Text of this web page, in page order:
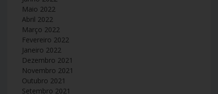
Maio 2022
Abril 2022
Março 2022
Fevereiro 2022
Janeiro 2022
Dezembro 2021
Novembro 2021
Outubro 2021
Setembro 2021